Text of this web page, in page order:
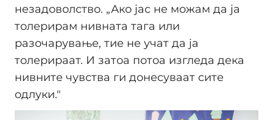
незадоволство. „Ако јас не можам да ја
толерирам нивната тага или
разочарување, тие не учат да ја
толерираат. И затоа потоа изгледа дека
нивните чувства ги донесуваат сите
одлуки."